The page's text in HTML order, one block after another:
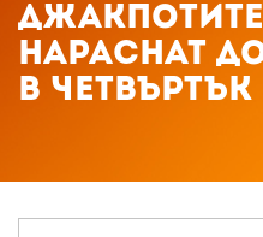
нараснат
в четвъртък